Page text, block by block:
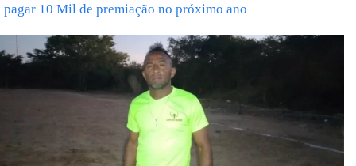
pagar 10 Mil de premiação no próximo ano